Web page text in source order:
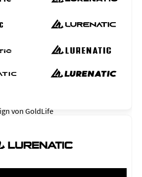
vonGoldLife